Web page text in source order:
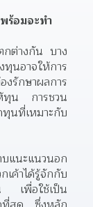
ร้อมจะทำ
ต่างกัน บาง
นอาจให้การ
รักษาผลการ
ทุน การชวน
นที่เหมาะกับ
แนะแนวนอก
ค้าได้รู้จักกับ
เพื่อใช้เป็น